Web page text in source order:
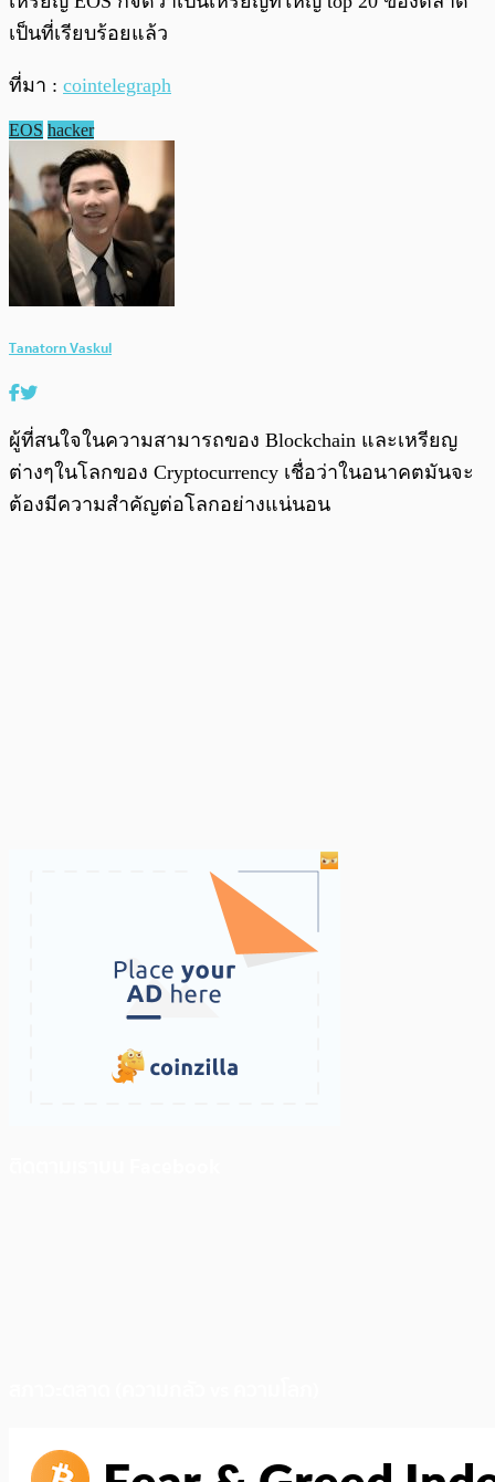
เป็นที่เรียบร้อยแล้ว
ที่มา : cointelegraph
EOS hacker
Tanatorn Vaskul
ผู้ที่สนใจในความสามารถของ Blockchain และเหรียญ
ต่างๆในโลกของ Cryptocurrency เชื่อว่าในอนาคตมันจะ
ต้องมีความสำคัญต่อโลกอย่างแน่นอน